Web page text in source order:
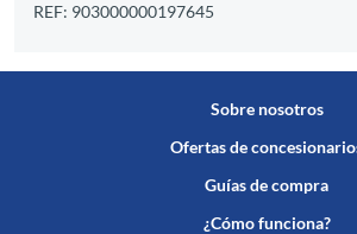
REF: 903000000197645
Sobre nosotros
Ofertas de
Guías de compra
¿Cómo funciona?